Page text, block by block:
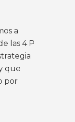
a
las 4 P
que
por